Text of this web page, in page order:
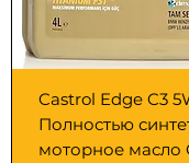
Castrol Edge C3
Полностью
моторное масло